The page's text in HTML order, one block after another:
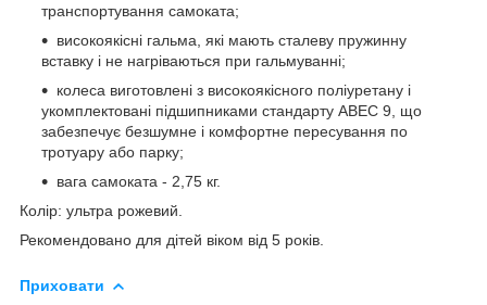
транспортування самоката;
високоякісні гальма, які мають сталеву пружинну
вставку і не нагріваються при гальмуванні;
колеса виготовлені з високоякісного поліуретану і
укомплектовані підшипниками стандарту АВЕС 9, що
забезпечує безшумне і комфортне пересування по
тротуару або парку;
вага самоката - 2,75 кг.
Колір: ультра рожевий.
Рекомендовано для дітей віком від 5 років.
Приховати